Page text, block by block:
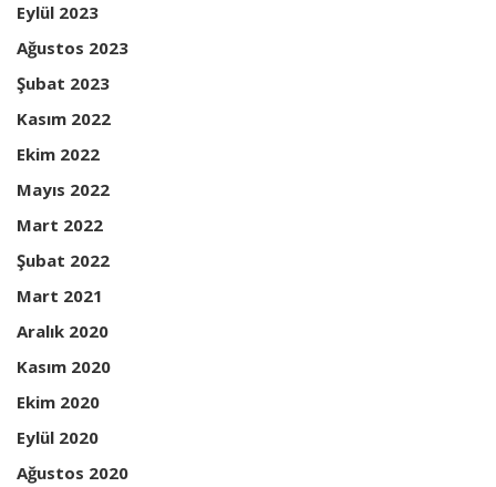
Eylül 2023
Ağustos 2023
Şubat 2023
Kasım 2022
Ekim 2022
Mayıs 2022
Mart 2022
Şubat 2022
Mart 2021
Aralık 2020
Kasım 2020
Ekim 2020
Eylül 2020
Ağustos 2020